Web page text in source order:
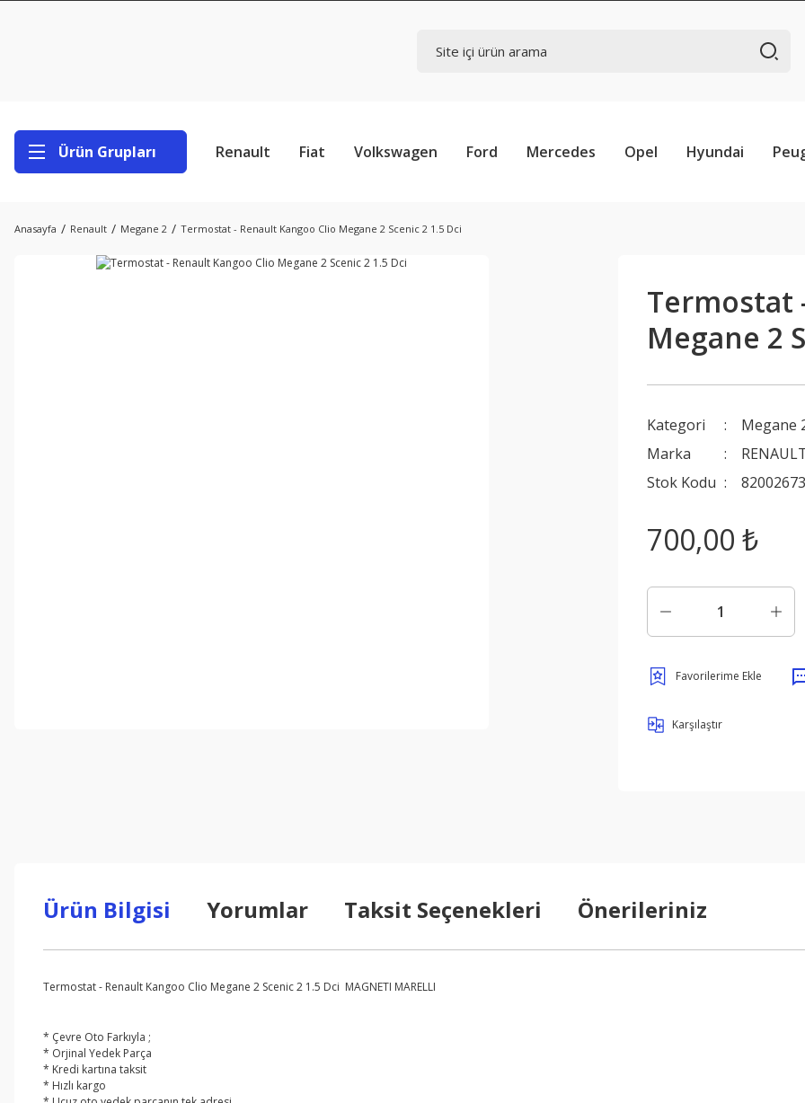
Ürün Grupları Renault Fiat Volkswagen Ford Mercedes Opel Hyundai
Anasayfa Renault Megane 2 Termostat - Renault Kangoo Clio Megane 2 Scenic 2 1.5 Dci
Termostat
Megane 2
Kategori
Megane
Marka
Stok Kodu
700,00 ₺
Karşılaştır
Ürün Bilgisi Yorumlar Taksit Seçenekleri Önerileriniz
Termostat - Renault Kangoo Clio Megane 2 Scenic 2 1.5 Dci MAGNETI MARELLI
* Çevre Oto Farkıyla ;
* Orjinal Yedek Parça
* Kredi kartına taksit
* Hızlı kargo